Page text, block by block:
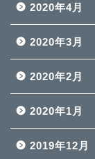
2020年4月
2020年3月
2020年2月
2020年1月
2019年12月